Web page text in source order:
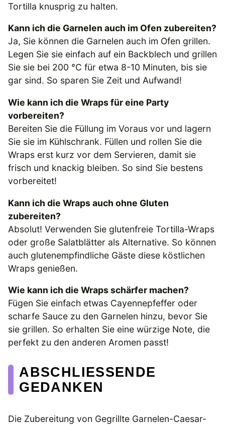
Tortilla knusprig zu halten.
Kann ich die Garnelen auch im Ofen zubereiten?
Ja, Sie können die Garnelen auch im Ofen grillen.
Legen Sie sie einfach auf ein Backblech und grillen
Sie sie bei 200 °C für etwa 8-10 Minuten, bis sie
gar sind. So sparen Sie Zeit und Aufwand!
Wie kann ich die Wraps für eine Party
vorbereiten?
Bereiten Sie die Füllung im Voraus vor und lagern
Sie sie im Kühlschrank. Füllen und rollen Sie die
Wraps erst kurz vor dem Servieren, damit sie
frisch und knackig bleiben. So sind Sie bestens
vorbereitet!
Kann ich die Wraps auch ohne Gluten
zubereiten?
Absolut! Verwenden Sie glutenfreie Tortilla-Wraps
oder große Salatblätter als Alternative. So können
auch glutenempfindliche Gäste diese köstlichen
Wraps genießen.
Wie kann ich die Wraps schärfer machen?
Fügen Sie einfach etwas Cayennepfeffer oder
scharfe Sauce zu den Garnelen hinzu, bevor Sie
sie grillen. So erhalten Sie eine würzige Note, die
perfekt zu den anderen Aromen passt!
ABSCHLIESSENDE G
EDANKEN
Die Zubereitung von Gegrillte Garnelen-Caesar-